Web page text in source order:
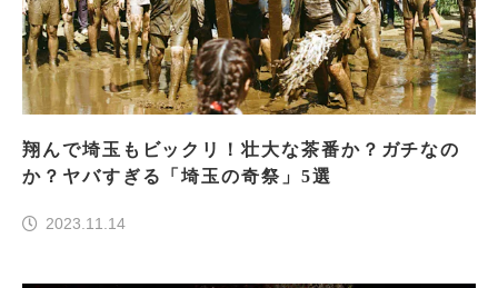
翔んで埼玉もビックリ！壮大な茶番か？ガチなの
か？ヤバすぎる「埼玉の奇祭」5選
2023.11.14